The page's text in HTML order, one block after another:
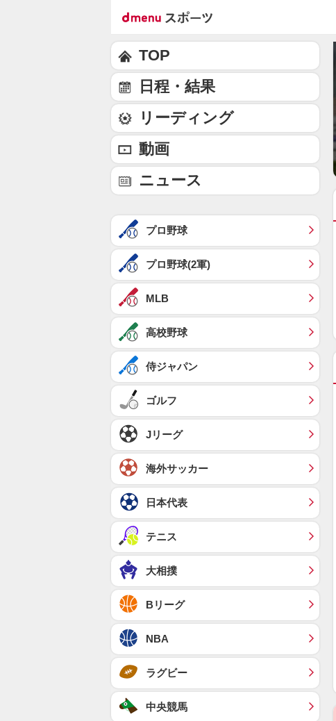
TOP
日程・結果
リーディング
動画
ニュース
プロ野球
プロ野球(2軍)
MLB
高校野球
侍ジャパン
ゴルフ
Jリーグ
海外サッカー
日本代表
テニス
大相撲
Bリーグ
NBA
ラグビー
中央競馬